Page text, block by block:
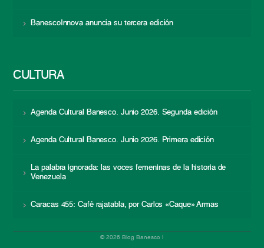
BanescoInnova anuncia su tercera edición
CULTURA
Agenda Cultural Banesco. Junio 2026. Segunda edición
Agenda Cultural Banesco. Junio 2026. Primera edición
La palabra ignorada: las voces femeninas de la historia de
Venezuela
Caracas 455: Café rajatabla, por Carlos «Caque» Armas
© 2026 Blog Banesco |